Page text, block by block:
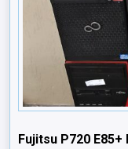
Fujitsu P720